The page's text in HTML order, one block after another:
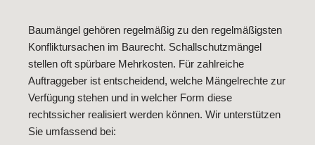
Baumängel gehören regelmäßig zu den regelmäßigsten
Konfliktursachen im Baurecht. Schallschutzmängel
stellen oft spürbare Mehrkosten. Für zahlreiche
Auftraggeber ist entscheidend, welche Mängelrechte zur
Verfügung stehen und in welcher Form diese
rechtssicher realisiert werden können. Wir unterstützen
Sie umfassend bei: